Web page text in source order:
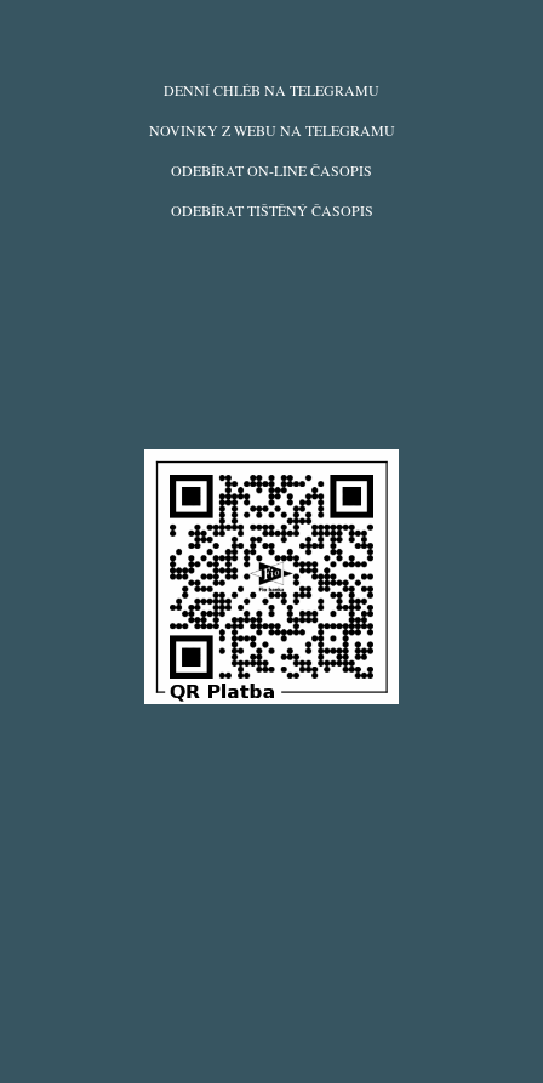
DENNÍ CHLÉB NA TELEGRAMU
NOVINKY Z WEBU NA TELEGRAMU
ODEBÍRAT ON-LINE ČASOPIS
ODEBÍRAT TIŠTĚNÝ ČASOPIS